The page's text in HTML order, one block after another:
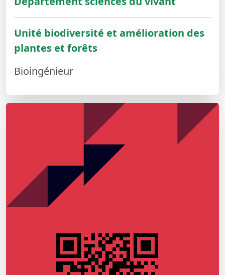
Unité biodiversité et amélioration des
plantes et forêts
Bioingénieur